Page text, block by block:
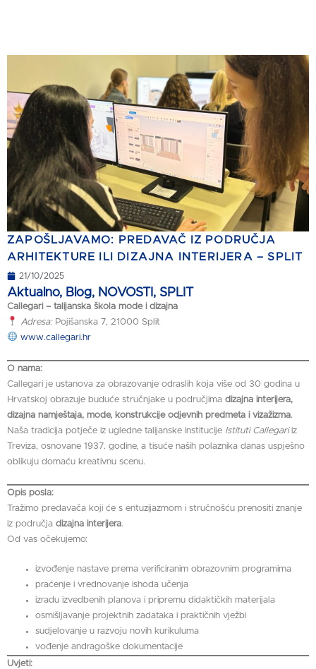
ZAPOŠLJAVAMO: PREDAVAČ IZ PODRUČJA
ARHITEKTURE ILI DIZAJNA INTERIJERA – SPLIT
21/10/2025
Aktualno, Blog, NOVOSTI , SPLIT
Callegari – talijanska škola mode i dizajna
Adresa:Pojišanska 7, 21000 Split
www.callegari.hr
O nama:
Callegari je ustanova za obrazovanje odraslih koja više od 30 godina u
Hrvatskoj obrazuje buduće stručnjake u područjima dizajna interijera,
dizajna namještaja, mode, konstrukcije odjevnih predmeta i vizažizma.
Naša tradicija potječe iz ugledne talijanske institucije Istituti Callegariiz
Treviza, osnovane 1937. godine, a tisuće naših polaznika danas uspješno
oblikuju domaću kreativnu scenu.
Opis posla:
Tražimo predavača koji će s entuzijazmom i stručnošću prenositi znanje
iz područja dizajna interijera.
Od vas očekujemo:
izvođenje nastave prema verificiranim obrazovnim programima
praćenje i vrednovanje ishoda učenja
izradu izvedbenih planova i pripremu didaktičkih materijala
osmišljavanje projektnih zadataka i praktičnih vježbi
sudjelovanje u razvoju novih kurikuluma
vođenje andragoške dokumentacije
Uvjeti: